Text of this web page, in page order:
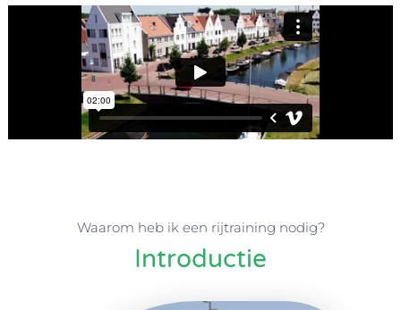
Waarom heb ik een rijtraining nodig?
Introductie